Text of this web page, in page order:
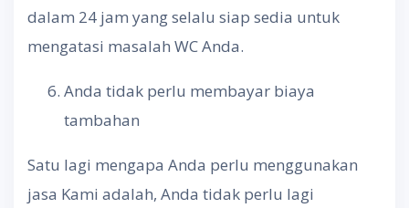
dalam 24 jam yang selalu siap sedia untuk
mengatasi masalah WC Anda.
Anda tidak perlu membayar biaya
tambahan
Satu lagi mengapa Anda perlu menggunakan
jasa Kami adalah, Anda tidak perlu lagi